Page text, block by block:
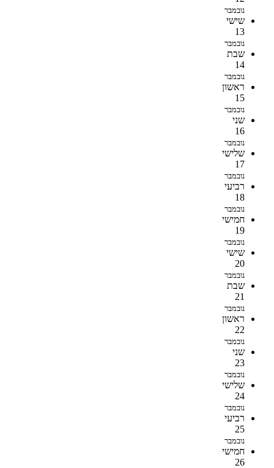
נובמבר
שישי
13
נובמבר
שבת
14
נובמבר
ראשון
15
נובמבר
שני
16
נובמבר
שלישי
17
נובמבר
רביעי
18
נובמבר
חמישי
19
נובמבר
שישי
20
נובמבר
שבת
21
נובמבר
ראשון
22
נובמבר
שני
23
נובמבר
שלישי
24
נובמבר
רביעי
25
נובמבר
חמישי
26